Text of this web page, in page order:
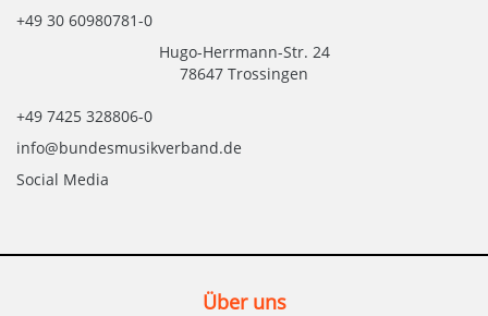
+49 30 60980781-0
Hugo-Herrmann-Str. 24
78647 Trossingen
+49 7425 328806-0
info@bundesmusikverband.de
Social Media
Über uns